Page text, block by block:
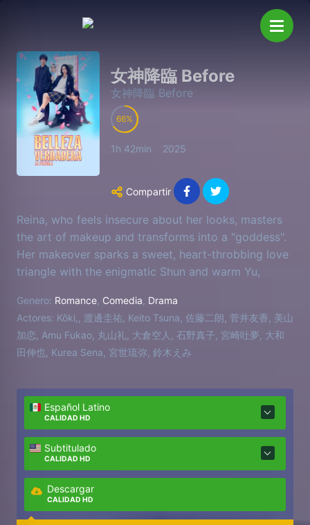
女神降臨 Before
女神降臨 Before
66
1h 42min 2025
Compartir
Reina, who feels insecure about her looks, masters
the art of makeup and transforms into a "goddess".
Her makeover sparks a sweet, heart-throbbing love
triangle with the enigmatic Shun and warm Yu,
everything.
Genero: Romance Comedia Drama
Actores: Kōki,, 渡邊圭祐, Keito Tsuna, 佐藤二朗, 菅井友香, 美山
加恋, Amu Fukao, 丸山礼, 大倉空人, 石野真子, 宮崎吐夢, 大和
田伸也, Kurea Sena, 宮世琉弥, 鈴木えみ
Español Latino
CALIDAD HD
Subtitulado
CALIDAD HD
Descargar
CALIDAD HD